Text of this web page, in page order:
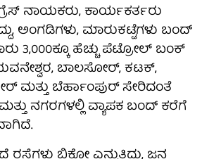
ನಾಯಕರು, ಕಾರ್ಯಕರ್ತರು
ಅಂಗಡಿಗಳು, ಮಾರುಕಟ್ಟೆಗಳು ಬಂದ್
3,000ಕ್ಕೂ ಹೆಚ್ಚು ಪೆಟ್ರೋಲ್ ಬಂಕ್
ಬಾಲಸೋರ್, ಕಟಕ್,
ಮತ್ತು ಬೆರ್ಹಾಂಪುರ್ ಸೇರಿದಂತೆ
ನಗರಗಳಲ್ಲಿ ವ್ಯಾಪಕ ಬಂದ್ ಕರೆಗೆ